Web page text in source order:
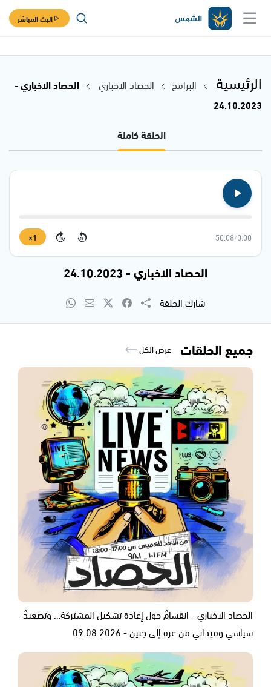
البث المباشر
الرئيسية البرامج الحصاد الاخباري
الحصاد الاخباري -
24.10.2023
الحلقة كاملة
0:00
/
50:08
15
15
1×
الحصاد الاخباري - 24.10.2023
شارك الحلقة
جميع الحلقات عرض الكل
الحصاد الاخباري - انقسامٌ حول إعادة تشكيل المشتركة… وتصعيدٌ
سياسي وميداني من غزة إلى جنين - 09.08.2026